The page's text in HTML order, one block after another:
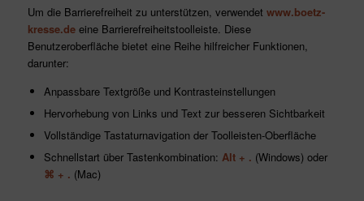
Um die Barrierefreiheit zu unterstützen, verwendet www.boetz-
kresse.deeine Barrierefreiheitstoolleiste. Diese
Benutzeroberfläche bietet eine Reihe hilfreicher Funktionen,
darunter:
Anpassbare Textgröße und Kontrasteinstellungen
Hervorhebung von Links und Text zur besseren Sichtbarkeit
Vollständige Tastaturnavigation der Toolleisten-Oberfläche
Schnellstart über Tastenkombination: Alt + . (Windows) oder
⌘ + . (Mac)